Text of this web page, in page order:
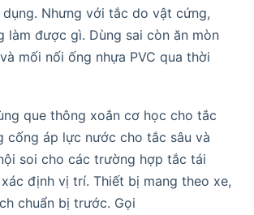
Nhưng với tắc do vật cứng,
làm được gì. Dùng sai còn ăn mòn
mối nối ống nhựa PVC qua thời
que thông xoắn cơ học cho tắc
cống áp lực nước cho tắc sâu và
soi cho các trường hợp tắc tái
định vị trí. Thiết bị mang theo xe,
chuẩn bị trước. Gọi